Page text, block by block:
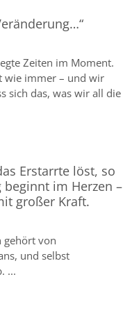
Zeiten im Moment.
wie immer – und wir
sich das, was wir all die
Erstarrte löst, so
im Herzen –
großer Kraft.
gehört von
und selbst
...